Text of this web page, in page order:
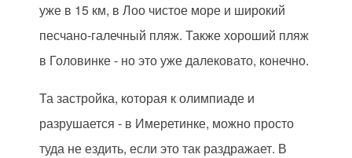
уже в 15 км, в Лоо чистое море и широкий
песчано-галечный пляж. Также хороший пляж
в Головинке - но это уже далековато, конечно.
Та застройка, которая к олимпиаде и
разрушается - в Имеретинке, можно просто
туда не ездить, если это так раздражает. В